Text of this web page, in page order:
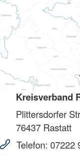
Kreisverband
Plittersdorfer
76437 Rastatt
Telefon: 07222